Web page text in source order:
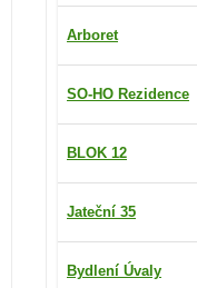
Arboret
SO-HO Rezidence
BLOK 12
Jateční 35
Bydlení Úvaly